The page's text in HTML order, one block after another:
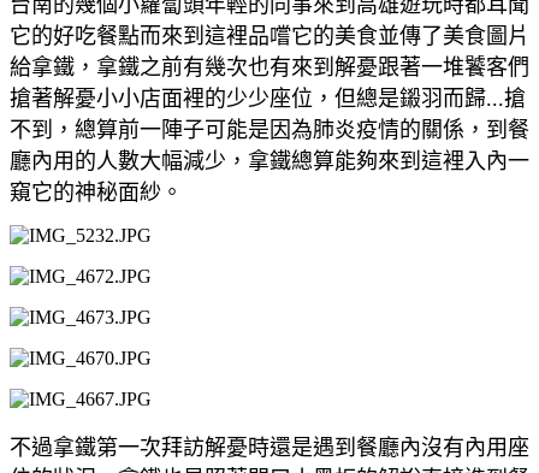
它的好吃餐點而來到這裡品嚐它的美食並傳了美食圖片
給拿鐵，拿鐵之前有幾次也有來到解憂跟著一堆饕客們
搶著解憂小小店面裡的少少座位，但總是鎩羽而歸...搶
不到，總算前一陣子可能是因為肺炎疫情的關係，到餐
廳內用的人數大幅減少，拿鐵總算能夠來到這裡入內一
窺它的神秘面紗。
不過拿鐵第一次拜訪解憂時還是遇到餐廳內沒有內用座